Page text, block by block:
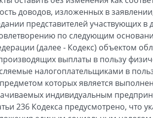
доводов, изложенных в
представителей участвующих
по следующим
(далее - Кодекс) объектом
выплаты в пользу
налогоплательщиками в
которых является
индивидуальным
236 Кодекса предусмотрено, что